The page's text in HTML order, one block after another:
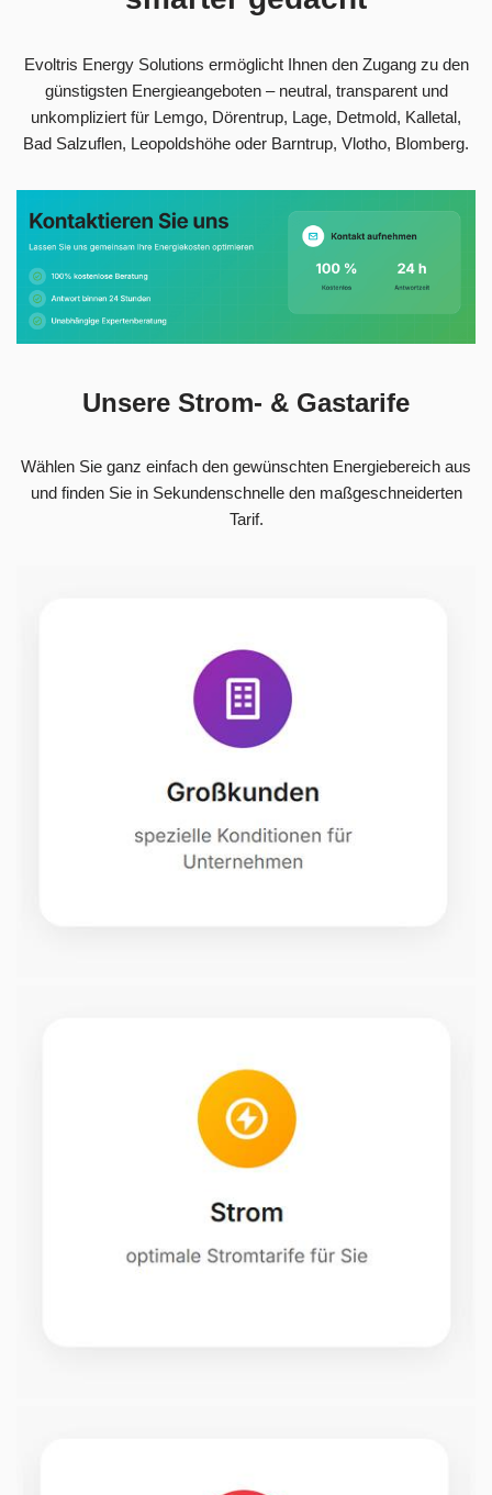
Evoltris Energy Solutions ermöglicht Ihnen den Zugang zu den
günstigsten Energieangeboten – neutral, transparent und
unkompliziert für Lemgo, Dörentrup, Lage, Detmold, Kalletal,
Bad Salzuflen, Leopoldshöhe oder Barntrup, Vlotho, Blomberg.
Unsere Strom- & Gastarife
Wählen Sie ganz einfach den gewünschten Energiebereich aus
und finden Sie in Sekundenschnelle den maßgeschneiderten
Tarif.